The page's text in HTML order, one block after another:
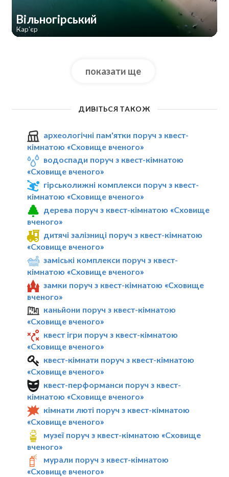
Вільногірський
Кар'єр
показати ще
ДИВІТЬСЯ ТАКОЖ
археологічні пам'ятки поруч з квест-
кімнатою «Сховище вченого»
водоспади поруч з квест-кімнатою
«Сховище вченого»
гірськолижні комплекси поруч з квест-
кімнатою «Сховище вченого»
дерева поруч з квест-кімнатою «Сховище
вченого»
дитячі залізниці поруч з квест-кімнатою
«Сховище вченого»
заміські комплекси поруч з квест-
кімнатою «Сховище вченого»
замки поруч з квест-кімнатою «Сховище
вченого»
каньйони поруч з квест-кімнатою
«Сховище вченого»
квест ігри поруч з квест-кімнатою
«Сховище вченого»
квест-кімнати поруч з квест-кімнатою
«Сховище вченого»
квест-перформанси поруч з квест-
кімнатою «Сховище вченого»
кімнати люті поруч з квест-кімнатою
«Сховище вченого»
музеї поруч з квест-кімнатою «Сховище
вченого»
мурали поруч з квест-кімнатою
«Сховище вченого»